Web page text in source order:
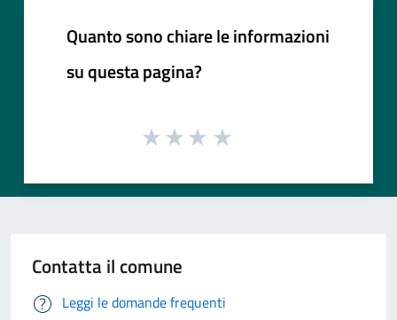
Quanto sono chiare le informazioni
su questa pagina?
Contatta il comune
Leggi le domande frequenti